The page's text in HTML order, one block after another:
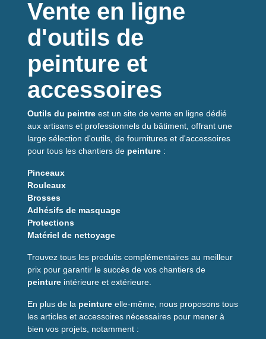
travaux industriels, larecharge pour camion
facilement, se clipse et se remplace en quelques gestes. La
conception robuste est pensée pour un usage intensif en
atelier ou sur chantier.
Points pratiques
Remplissagepropre, moins de déchets et meilleur contrôle
standards, elle facilite le transfert de peinture sans
éclaboussures.
Conçu pour le terrain
Matériaux résistants et ergonomie étudiée : la recharge
supporte les déplacements, les chocs légers et les conditions
de chantier. Son format permet aussi un stockage empilable
et un repérage rapide des stocks.
Avantages du produit
Gain de tempssur les ravitaillements
Manipulationpropre et sécurisée
Pack économique: lot de 5
Robustesse
Vente en ligne
d'outils de
peinture et
accessoires
Outils du peintre est un site de vente en ligne dédié
aux artisans et professionnels du bâtiment, offrant une
large sélection d'outils, de fournitures et d'accessoires
pour tous les chantiers de peinture :
Pinceaux
Rouleaux
Brosses
Adhésifs de masquage
Protections
Matériel de nettoyage
Trouvez tous les produits complémentaires au meilleur
prix pour garantir le succès de vos chantiers de
peinture intérieure et extérieure.
En plus de la peinture elle-même, nous proposons tous
les articles et accessoires nécessaires pour mener à
bien vos projets, notamment :